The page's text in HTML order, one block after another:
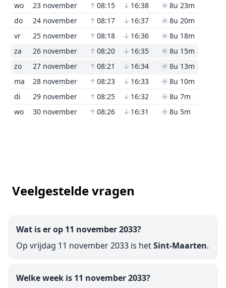
wo
23 november ↑ 08:15 ↓ 16:38 ☀8u 23m
do
24 november ↑ 08:17 ↓ 16:37 ☀8u 20m
vr
25 november ↑ 08:18 ↓ 16:36 ☀8u 18m
za
26 november ↑ 08:20 ↓ 16:35 ☀8u 15m
zo
27 november ↑ 08:21 ↓ 16:34 ☀8u 13m
ma
28 november ↑ 08:23 ↓ 16:33 ☀8u 10m
di
29 november ↑ 08:25 ↓ 16:32 ☀8u 7m
wo
30 november ↑ 08:26 ↓ 16:31 ☀8u 5m
Veelgestelde vragen
Wat is er op 11 november 2033?
Op vrijdag 11 november 2033 is hetSint-Maarten.
Welke week is 11 november 2033?